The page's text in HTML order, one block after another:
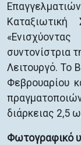
συντονίστρια
Λειτουργό. Το
Φεβρουαρίου
διάρκειας 2,5
Φωτογραφικό